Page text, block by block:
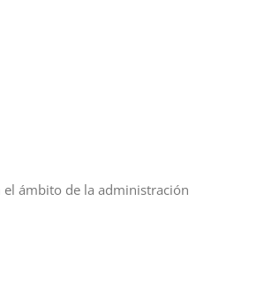
el ámbito de la administración